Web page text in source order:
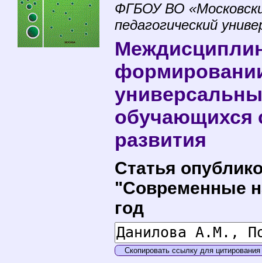
ФГБОУ ВО
педагогический
обучающихся
развития
Статья
"Современные
год
Скопировать ссылку для цитирования